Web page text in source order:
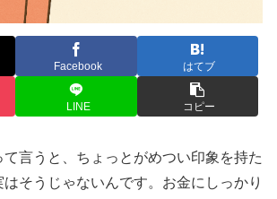
Facebook はてブ
LINE コピー
て言うと、ちょっとがめつい印象を持た
そうじゃないんです。お金にしっかり